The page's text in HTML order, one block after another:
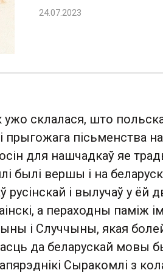
склалася, што
прыгожага пісьменства на
для нашчадкаў яе
былі вершы і на
і вылучаў у ёй
а пераходны паміж
і Случчыны, якая
да беларускай мовы
Сыракомлі з